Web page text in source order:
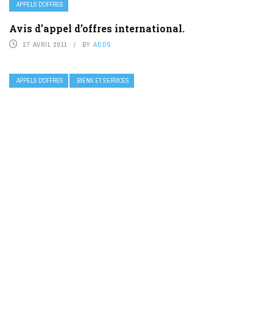
APPELS D’OFFRES
Avis d’appel d’offres international.
27 AVRIL 2011 BY ADDS
APPELS D’OFFRES BIENS ET SERVICES